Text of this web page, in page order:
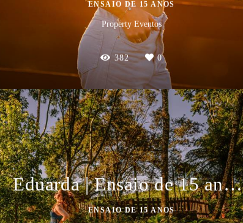
ENSAIO DE 15 ANOS
Property Eventos
382 0
Eduarda | Ensaio de 15 anos em Morro Reuter
ENSAIO DE 15 ANOS